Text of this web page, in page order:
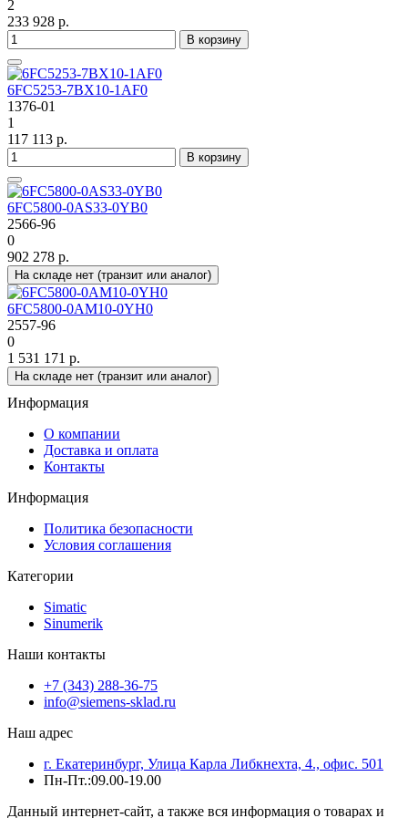
2
233 928 р.
В корзину
6FC5253-7BX10-1AF0
1376-01
1
117 113 р.
В корзину
6FC5800-0AS33-0YB0
2566-96
0
902 278 р.
На складе нет (транзит или аналог)
6FC5800-0AM10-0YH0
2557-96
0
1 531 171 р.
На складе нет (транзит или аналог)
Информация
О компании
Доставка и оплата
Контакты
Информация
Политика безопасности
Условия соглашения
Категории
Simatic
Sinumerik
Наши контакты
+7 (343) 288-36-75
info@siemens-sklad.ru
Наш адрес
г. Екатеринбург, Улица Карла Либкнехта, 4., офис. 501
Пн-Пт.:09.00-19.00
Данный интернет-сайт, а также вся информация о товарах и